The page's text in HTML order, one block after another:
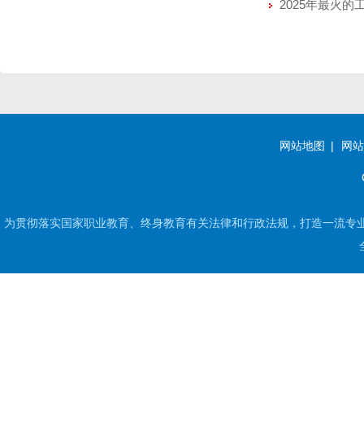
2025年最火的
网站地图 网
为贯彻落实国家职业教育、终身教育有关法律和行政法规，打造一流